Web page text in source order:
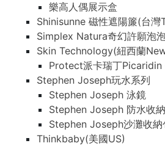
樂高人偶展示盒
Shinisunne 磁性遮陽簾(台灣
Simplex Natura奇幻許願泡
Skin Technology(紐西蘭
Protect派卡瑞丁Picaridin
Stephen Joseph玩水系列
Stephen Joseph 泳鏡
Stephen Joseph 防水收
Stephen Joseph沙灘收納
Thinkbaby(美國US)